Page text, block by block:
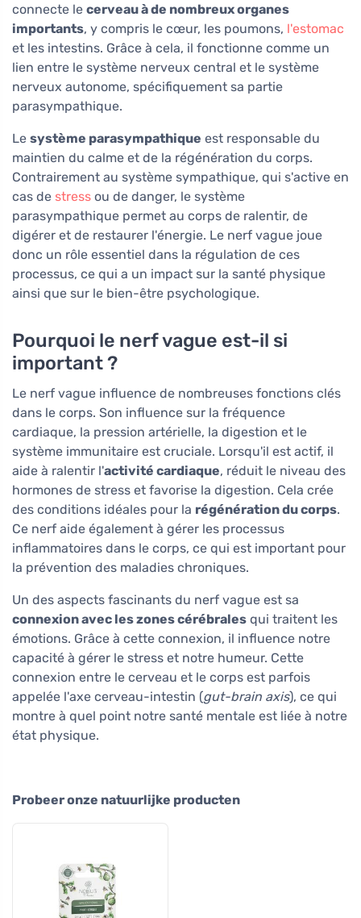
connecte le cerveau à de nombreux organes
importants, y compris le cœur, les poumons, l'estomac
et les intestins. Grâce à cela, il fonctionne comme un
lien entre le système nerveux central et le système
nerveux autonome, spécifiquement sa partie
parasympathique.
Le système parasympathique est responsable du
maintien du calme et de la régénération du corps.
Contrairement au système sympathique, qui s'active en
cas de stress ou de danger, le système
parasympathique permet au corps de ralentir, de
digérer et de restaurer l'énergie. Le nerf vague joue
donc un rôle essentiel dans la régulation de ces
processus, ce qui a un impact sur la santé physique
ainsi que sur le bien-être psychologique.
Pourquoi le nerf vague est-il si
important ?
Le nerf vague influence de nombreuses fonctions clés
dans le corps. Son influence sur la fréquence
cardiaque, la pression artérielle, la digestion et le
système immunitaire est cruciale. Lorsqu'il est actif, il
aide à ralentir l'activité cardiaque, réduit le niveau des
hormones de stress et favorise la digestion. Cela crée
des conditions idéales pour la régénération du corps.
Ce nerf aide également à gérer les processus
inflammatoires dans le corps, ce qui est important pour
la prévention des maladies chroniques.
Un des aspects fascinants du nerf vague est sa
connexion avec les zones cérébrales qui traitent les
émotions. Grâce à cette connexion, il influence notre
capacité à gérer le stress et notre humeur. Cette
connexion entre le cerveau et le corps est parfois
appelée l'axe cerveau-intestin (gut-brain axis), ce qui
montre à quel point notre santé mentale est liée à notre
état physique.
Probeer onze natuurlijke producten